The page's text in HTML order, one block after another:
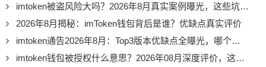
imtoken被盗风险大吗？2026年8月真实案例曝光，这些坑别踩
2026年8月揭秘：imToken钱包背后是谁？优缺点真实评价
imtoken通告2026年8月：Top3版本优缺点全曝光，哪个好？
imtoken钱包被授权什么意思？2026年08月深度评价，这3个坑千万别踩